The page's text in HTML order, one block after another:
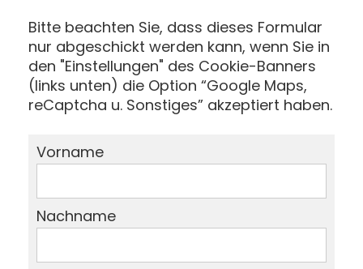
Bitte beachten Sie, dass dieses Formular
nur abgeschickt werden kann, wenn Sie in
den "Einstellungen" des Cookie-Banners
(links unten) die Option “Google Maps,
reCaptcha u. Sonstiges” akzeptiert haben.
Vorname
Nachname